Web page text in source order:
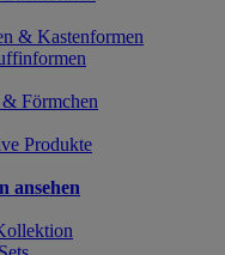
& Kastenformen
Förmchen
Produkte
ansehen